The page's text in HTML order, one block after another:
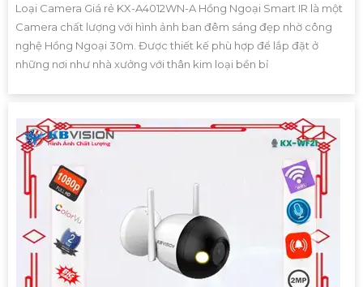
Loại Camera Giá rẻ KX-A4012WN-A Hồng Ngoại Smart IR là một
Camera chất lượng với hình ảnh ban đêm sáng đẹp nhờ công
nghệ Hồng Ngoại 30m. Được thiết kế phù hợp để lắp đặt ở
những nơi như nhà xưởng với thân kim loại bền bỉ